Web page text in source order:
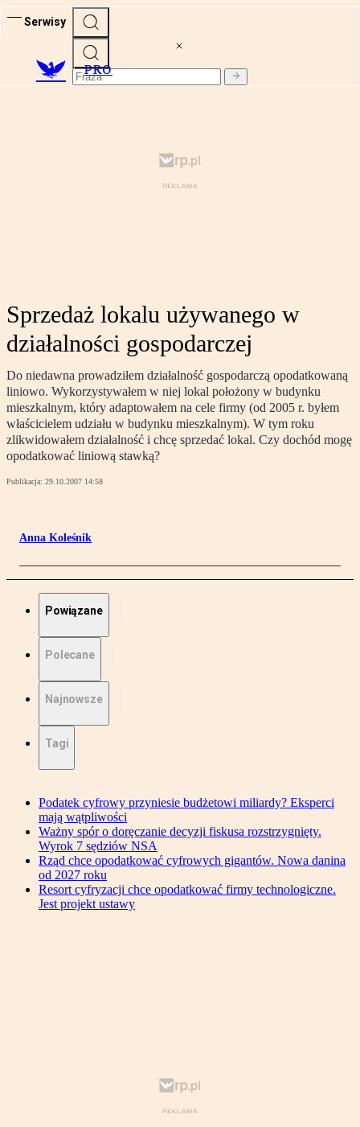
Serwisy
PRO
Sprzedaż lokalu używanego w
działalności gospodarczej
Do niedawna prowadziłem działalność gospodarczą opodatkowaną
liniowo. Wykorzystywałem w niej lokal położony w budynku
mieszkalnym, który adaptowałem na cele firmy (od 2005 r. byłem
właścicielem udziału w budynku mieszkalnym). W tym roku
zlikwidowałem działalność i chcę sprzedać lokal. Czy dochód mogę
opodatkować liniową stawką?
Publikacja: 29.10.2007 14:58
Anna Koleśnik
Powiązane
Polecane
Najnowsze
Tagi
Podatek cyfrowy przyniesie budżetowi miliardy? Eksperci
mają wątpliwości
Ważny spór o doręczanie decyzji fiskusa rozstrzygnięty.
Wyrok 7 sędziów NSA
Rząd chce opodatkować cyfrowych gigantów. Nowa danina
od 2027 roku
Resort cyfryzacji chce opodatkować firmy technologiczne.
Jest projekt ustawy